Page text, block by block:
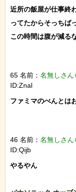
近所の飯屋が仕事終
ってたからそっちば
この時間は腹が減る
65 名前： 名無しさん
ID:Znal
ファミマのべんとは
46 名前： 名無しさん
ID:Qijb
やるやん